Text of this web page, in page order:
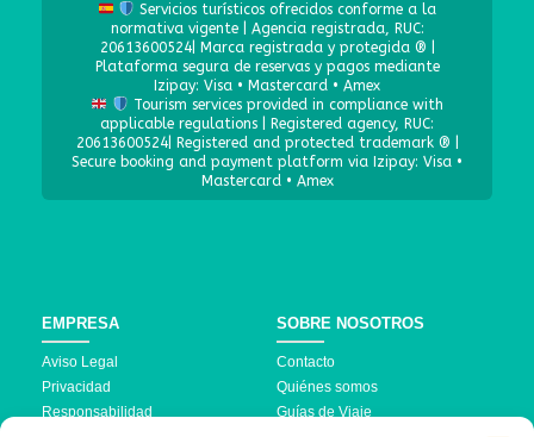
Servicios turísticos ofrecidos conforme a la
normativa vigente | Agencia registrada, RUC:
20613600524| Marca registrada y protegida ® |
Plataforma segura de reservas y pagos mediante
Izipay: Visa • Mastercard • Amex
Tourism services provided in compliance with
applicable regulations | Registered agency, RUC:
20613600524| Registered and protected trademark ® |
Secure booking and payment platform via Izipay: Visa •
Mastercard • Amex
EMPRESA
Aviso Legal
Privacidad
Responsabilidad
SOBRE NOSOTROS
Contacto
Quiénes somos
Guías de Viaje